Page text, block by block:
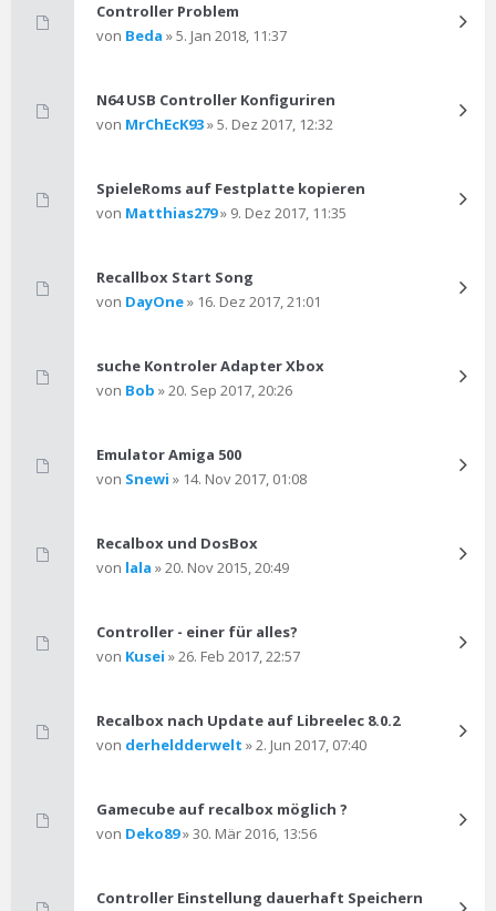
Controller Problem
von Beda » 5. Jan 2018, 11:37
N64 USB Controller Konfiguriren
von MrChEcK93» 5. Dez 2017, 12:32
SpieleRoms auf Festplatte kopieren
von Matthias279» 9. Dez 2017, 11:35
Recallbox Start Song
von DayOne» 16. Dez 2017, 21:01
suche Kontroler Adapter Xbox
von Bob » 20. Sep 2017, 20:26
Emulator Amiga 500
von Snewi » 14. Nov 2017, 01:08
Recalbox und DosBox
von lala » 20. Nov 2015, 20:49
Controller - einer für alles?
von Kusei » 26. Feb 2017, 22:57
Recalbox nach Update auf Libreelec 8.0.2
von derheldderwelt » 2. Jun 2017, 07:40
Gamecube auf recalbox möglich ?
von Deko89» 30. Mär 2016, 13:56
Controller Einstellung dauerhaft Speichern